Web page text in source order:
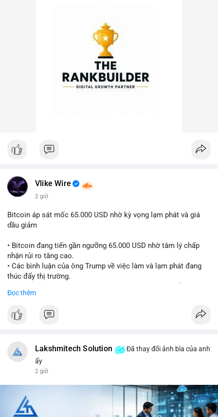
Vlike Wire
2 giờ
Bitcoin áp sát mốc 65.000 USD nhờ kỳ vọng lạm phát và giá
dầu giảm
• Bitcoin đang tiến gần ngưỡng 65.000 USD nhờ tâm lý chấp
nhận rủi ro tăng cao.
• Các bình luận của ông Trump về việc làm và lạm phát đang
thúc đẩy thị trường.
tăng của tài sản rủi ro.
phiếu kho bạc và chỉ số USD có giảm hay không.
$btc
📰 Nguồn: CoinDesk
Đọc thêm
Lakshmitech Solution
Đã thay đổi ảnh bìa của anh
ấy
2 giờ